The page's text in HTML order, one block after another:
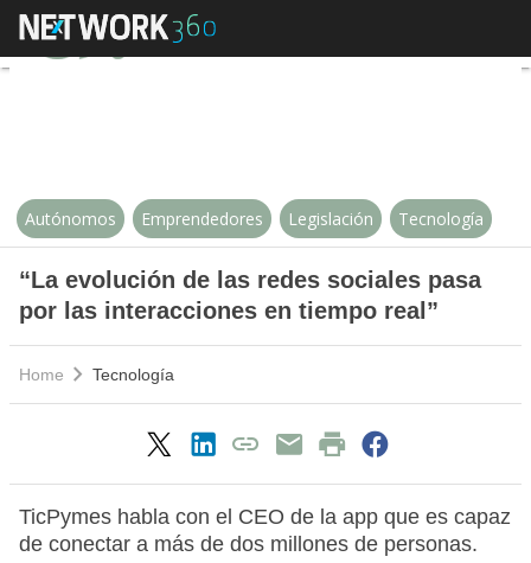
“La evolución de las redes
Autónomos Emprendedores Legislación Tecnología
“La evolución de las redes sociales pasa
por las interacciones en tiempo real”
Home Tecnología
TicPymes habla con el CEO de la app que es capaz
de conectar a más de dos millones de personas.